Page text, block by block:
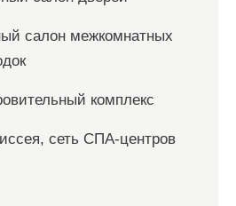
салон межкомнатных
комплекс
сеть СПА-центров